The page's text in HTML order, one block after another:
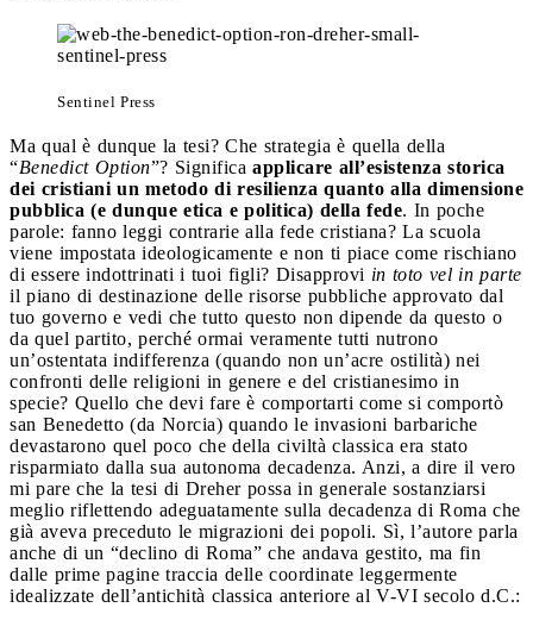
Sentinel Press
Ma qual è dunque la tesi? Che strategia è quella della
“Benedict Option”? Significa applicare all’esistenza storica
dei cristiani un metodo di resilienza quanto alla dimensione
pubblica (e dunque etica e politica) della fede. In poche
parole: fanno leggi contrarie alla fede cristiana? La scuola
viene impostata ideologicamente e non ti piace come rischiano
di essere indottrinati i tuoi figli? Disapprovi in toto vel in parte
il piano di destinazione delle risorse pubbliche approvato dal
tuo governo e vedi che tutto questo non dipende da questo o
da quel partito, perché ormai veramente tutti nutrono
un’ostentata indifferenza (quando non un’acre ostilità) nei
confronti delle religioni in genere e del cristianesimo in
specie? Quello che devi fare è comportarti come si comportò
san Benedetto (da Norcia) quando le invasioni barbariche
devastarono quel poco che della civiltà classica era stato
risparmiato dalla sua autonoma decadenza. Anzi, a dire il vero
mi pare che la tesi di Dreher possa in generale sostanziarsi
meglio riflettendo adeguatamente sulla decadenza di Roma che
già aveva preceduto le migrazioni dei popoli. Sì, l’autore parla
anche di un “declino di Roma” che andava gestito, ma fin
dalle prime pagine traccia delle coordinate leggermente
idealizzate dell’antichità classica anteriore al V-VI secolo d.C.: